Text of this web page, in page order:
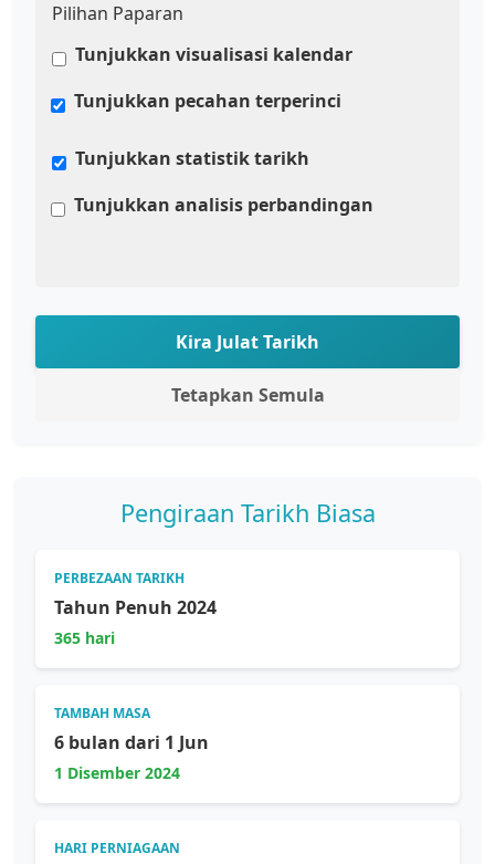
Pilihan Paparan
Tunjukkan visualisasi kalendar
Tunjukkan pecahan terperinci
Tunjukkan statistik tarikh
Tunjukkan analisis perbandingan
Kira Julat Tarikh
Tetapkan Semula
Pengiraan Tarikh Biasa
PERBEZAAN TARIKH
Tahun Penuh 2024
365 hari
TAMBAH MASA
6 bulan dari 1 Jun
1 Disember 2024
HARI PERNIAGAAN